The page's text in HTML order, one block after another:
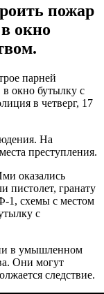
пожар
окно
парней
окно бутылку с
в четверг, 17
На
преступления.
оказались
пистолет, гранату
1, схемы с местом
с
в умышленном
Они могут
следствие.